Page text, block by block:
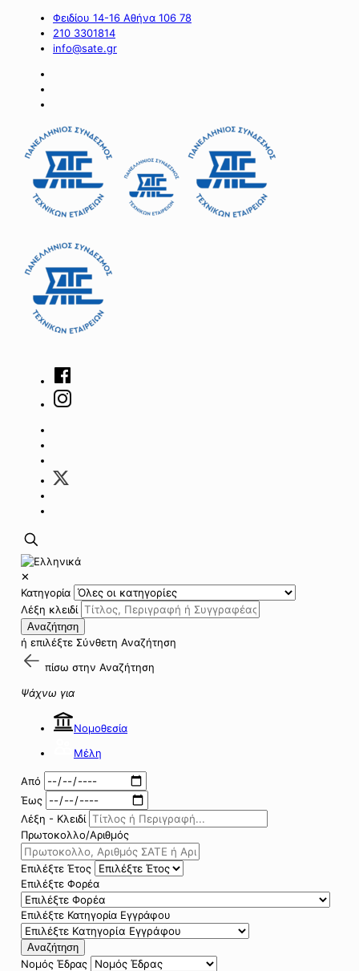
Φειδίου 14-16 Αθήνα 106 78
210 3301814
info@sate.gr
✕
Κατηγορία
Λέξη κλειδί
Αναζήτηση
ή επιλέξτε Σύνθετη Αναζήτηση
πίσω στην Αναζήτηση
Ψάχνω για
Νομοθεσία
Μέλη
Από
Έως
Λέξη - Κλειδί
Πρωτοκολλο/Αριθμός
Επιλέξτε Έτος
Επιλέξτε Φορέα
Επιλέξτε Κατηγορία Εγγράφου
Αναζήτηση
Νομός Έδρας